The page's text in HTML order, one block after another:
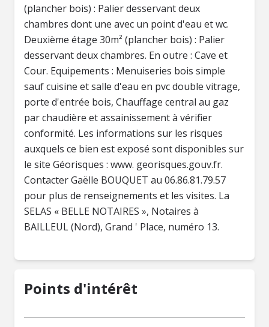
(plancher bois) : Palier desservant deux
chambres dont une avec un point d'eau et wc.
Deuxième étage 30m² (plancher bois) : Palier
desservant deux chambres. En outre : Cave et
Cour. Equipements : Menuiseries bois simple
sauf cuisine et salle d'eau en pvc double vitrage,
porte d'entrée bois, Chauffage central au gaz
par chaudière et assainissement à vérifier
conformité. Les informations sur les risques
auxquels ce bien est exposé sont disponibles sur
le site Géorisques : www. georisques.gouv.fr.
Contacter Gaëlle BOUQUET au 06.86.81.79.57
pour plus de renseignements et les visites. La
SELAS « BELLE NOTAIRES », Notaires à
BAILLEUL (Nord), Grand ' Place, numéro 13.
Points d'intérêt